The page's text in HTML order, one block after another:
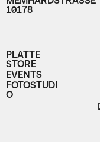
10178
PLATTE
STORE
EVENTS
FOTOSTUDI
O